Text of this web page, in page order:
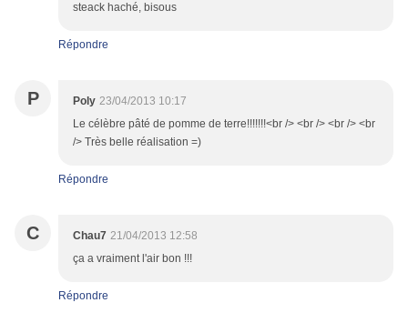
steack haché, bisous
Répondre
P Poly 23/04/2013 10:17
Le célèbre pâté de pomme de terre!!!!!!!<br /> <br /> <br /> <br
/> Très belle réalisation =)
Répondre
C Chau7 21/04/2013 12:58
ça a vraiment l'air bon !!!
Répondre